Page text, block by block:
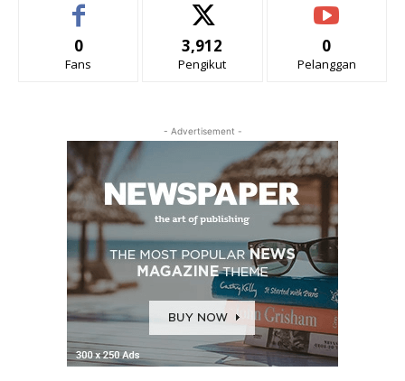
0
Fans
3,912
Pengikut
0
Pelanggan
- Advertisement -